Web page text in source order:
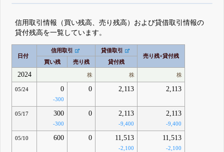
くできる
無料でβ版をはじめる
登録すると永久30%OFFと米株版の先行利用も付きます
信用取引情報（買い残高、売り残高）および貸借取引情報の
貸付残高を一覧しています。
日付
信用取引
貸借取引
売り残+貸付残
買い残
売り残 貸付残
2024 株 株 株
05/24 0
-300
0 2,113 2,113
05/17 300
-300
0 2,113
-9,400
2,113
-9,400
05/10 600 0 11,513
-2,100
11,513
-2,100